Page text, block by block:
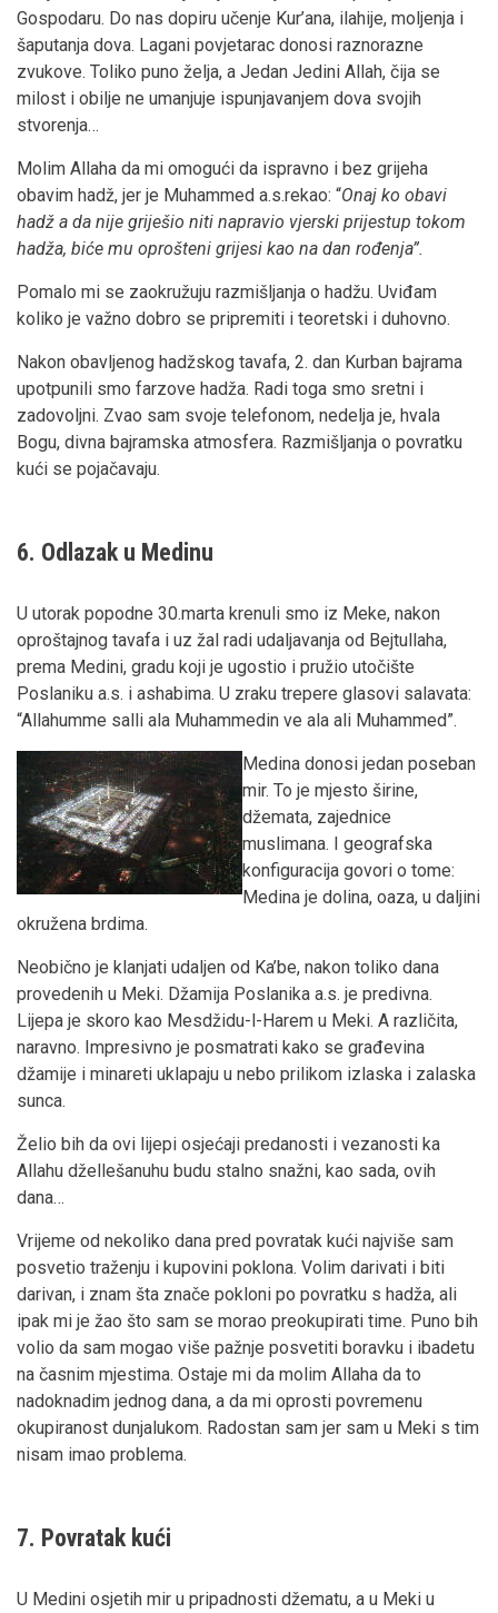
Gospodaru. Do nas dopiru učenje Kur’ana, ilahije, moljenja i
šaputanja dova. Lagani povjetarac donosi raznorazne
zvukove. Toliko puno želja, a Jedan Jedini Allah, čija se
milost i obilje ne umanjuje ispunjavanjem dova svojih
stvorenja…
Molim Allaha da mi omogući da ispravno i bez grijeha
obavim hadž, jer je Muhammed a.s.rekao: “Onaj ko obavi
hadž a da nije griješio niti napravio vjerski prijestup tokom
hadža, biće mu oprošteni grijesi kao na dan rođenja”.
Pomalo mi se zaokružuju razmišljanja o hadžu. Uviđam
koliko je važno dobro se pripremiti i teoretski i duhovno.
Nakon obavljenog hadžskog tavafa, 2. dan Kurban bajrama
upotpunili smo farzove hadža. Radi toga smo sretni i
zadovoljni. Zvao sam svoje telefonom, nedelja je, hvala
Bogu, divna bajramska atmosfera. Razmišljanja o povratku
kući se pojačavaju.
6. Odlazak u Medinu
U utorak popodne 30.marta krenuli smo iz Meke, nakon
oproštajnog tavafa i uz žal radi udaljavanja od Bejtullaha,
prema Medini, gradu koji je ugostio i pružio utočište
Poslaniku a.s. i ashabima. U zraku trepere glasovi salavata:
“Allahumme salli ala Muhammedin ve ala ali Muhammed”.
Medina donosi jedan poseban
mir. To je mjesto širine,
džemata, zajednice
muslimana. I geografska
konfiguracija govori o tome:
Medina je dolina, oaza, u daljini
okružena brdima.
Neobično je klanjati udaljen od Ka’be, nakon toliko dana
provedenih u Meki. Džamija Poslanika a.s. je predivna.
Lijepa je skoro kao Mesdžidu-l-Harem u Meki. A različita,
naravno. Impresivno je posmatrati kako se građevina
džamije i minareti uklapaju u nebo prilikom izlaska i zalaska
sunca.
Želio bih da ovi lijepi osjećaji predanosti i vezanosti ka
Allahu džellešanuhu budu stalno snažni, kao sada, ovih
dana…
Vrijeme od nekoliko dana pred povratak kući najviše sam
posvetio traženju i kupovini poklona. Volim darivati i biti
darivan, i znam šta znače pokloni po povratku s hadža, ali
ipak mi je žao što sam se morao preokupirati time. Puno bih
volio da sam mogao više pažnje posvetiti boravku i ibadetu
na časnim mjestima. Ostaje mi da molim Allaha da to
nadoknadim jednog dana, a da mi oprosti povremenu
okupiranost dunjalukom. Radostan sam jer sam u Meki s tim
nisam imao problema.
7. Povratak kući
U Medini osjetih mir u pripadnosti džematu, a u Meki u